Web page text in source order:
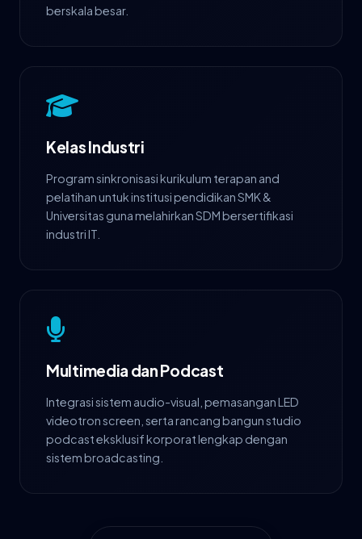
berskala besar.
Kelas Industri
Program sinkronisasi kurikulum terapan and
pelatihan untuk institusi pendidikan SMK &
Universitas guna melahirkan SDM bersertifikasi
industri IT.
Multimedia dan Podcast
Integrasi sistem audio-visual, pemasangan LED
videotron screen, serta rancang bangun studio
podcast eksklusif korporat lengkap dengan
sistem broadcasting.